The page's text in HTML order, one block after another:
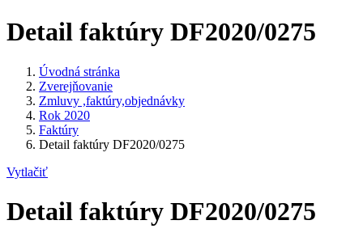
Detail faktúry DF2020/0275
Úvodná stránka
Zverejňovanie
Zmluvy ,faktúry,objednávky
Rok 2020
Faktúry
Detail faktúry DF2020/0275
Vytlačiť
Detail faktúry DF2020/0275